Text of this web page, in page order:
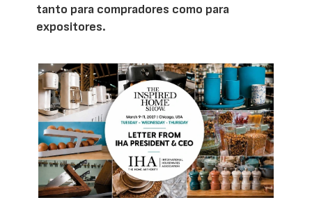
tanto para compradores como para
expositores.